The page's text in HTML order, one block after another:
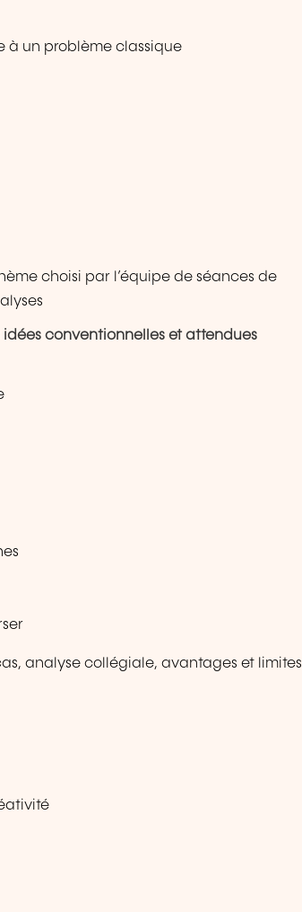
à un problème classique
choisi par l’équipe de séances de
idées conventionnelles et attendues
analyse collégiale, avantages et limites